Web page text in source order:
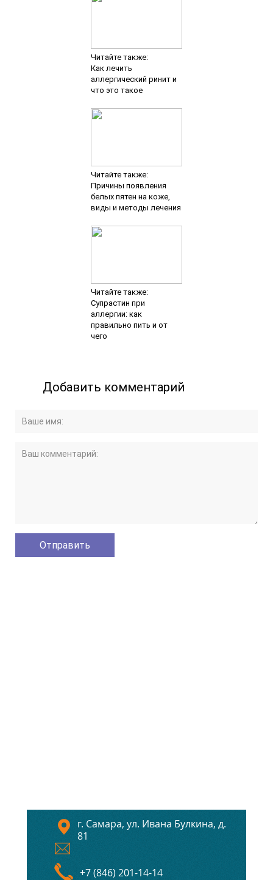
Читайте также:
Как лечить
аллергический ринит и
что это такое
Читайте также:
Причины появления
белых пятен на коже,
виды и методы лечения
Читайте также:
Супрастин при
аллергии: как
правильно пить и от
чего
Добавить комментарий
г. Самара, ул. Ивана Булкина, д.
81
+7 (846) 201-14-14